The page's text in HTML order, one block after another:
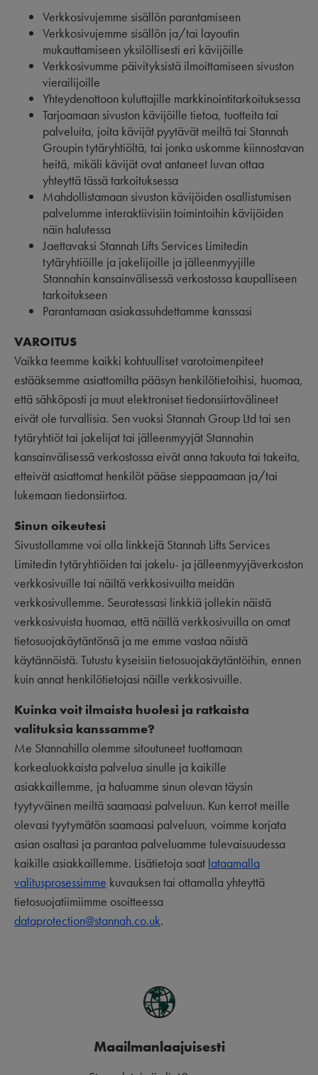
Verkkosivujemme sisällön parantamiseen
Verkkosivujemme sisällön ja/tai layoutin
mukauttamiseen yksilöllisesti eri kävijöille
Verkkosivumme päivityksistä ilmoittamiseen sivuston
vierailijoille
Yhteydenottoon kuluttajille markkinointitarkoituksessa
Tarjoamaan sivuston kävijöille tietoa, tuotteita tai
palveluita, joita kävijät pyytävät meiltä tai Stannah
Groupin tytäryhtiöltä, tai jonka uskomme kiinnostavan
heitä, mikäli kävijät ovat antaneet luvan ottaa
yhteyttä tässä tarkoituksessa
Mahdollistamaan sivuston kävijöiden osallistumisen
palvelumme interaktiivisiin toimintoihin kävijöiden
näin halutessa
Jaettavaksi Stannah Lifts Services Limitedin
tytäryhtiöille ja jakelijoille ja jälleenmyyjille
Stannahin kansainvälisessä verkostossa kaupalliseen
tarkoitukseen
Parantamaan asiakassuhdettamme kanssasi
VAROITUS
Vaikka teemme kaikki kohtuulliset varotoimenpiteet
estääksemme asiattomilta pääsyn henkilötietoihisi, huomaa,
että sähköposti ja muut elektroniset tiedonsiirtovälineet
eivät ole turvallisia. Sen vuoksi Stannah Group Ltd tai sen
tytäryhtiöt tai jakelijat tai jälleenmyyjät Stannahin
kansainvälisessä verkostossa eivät anna takuuta tai takeita,
etteivät asiattomat henkilöt pääse sieppaamaan ja/tai
lukemaan tiedonsiirtoa.
Sinun oikeutesi
Sivustollamme voi olla linkkejä Stannah Lifts Services
Limitedin tytäryhtiöiden tai jakelu- ja jälleenmyyjäverkoston
verkkosivuille tai näiltä verkkosivuilta meidän
verkkosivullemme. Seuratessasi linkkiä jollekin näistä
verkkosivuista huomaa, että näillä verkkosivuilla on omat
tietosuojakäytäntönsä ja me emme vastaa näistä
käytännöistä. Tutustu kyseisiin tietosuojakäytäntöihin, ennen
kuin annat henkilötietojasi näille verkkosivuille.
Kuinka voit ilmaista huolesi ja ratkaista
valituksia kanssamme?
Me Stannahilla olemme sitoutuneet tuottamaan
korkealuokkaista palvelua sinulle ja kaikille
asiakkaillemme, ja haluamme sinun olevan täysin
tyytyväinen meiltä saamaasi palveluun. Kun kerrot meille
olevasi tyytymätön saamaasi palveluun, voimme korjata
asian osaltasi ja parantaa palveluamme tulevaisuudessa
kaikille asiakkaillemme. Lisätietoja saat lataamalla
valitusprosessimme kuvauksen tai ottamalla yhteyttä
tietosuojatiimiimme osoitteessa
dataprotection@stannah.co.uk.
Maailmanlaajuisesti